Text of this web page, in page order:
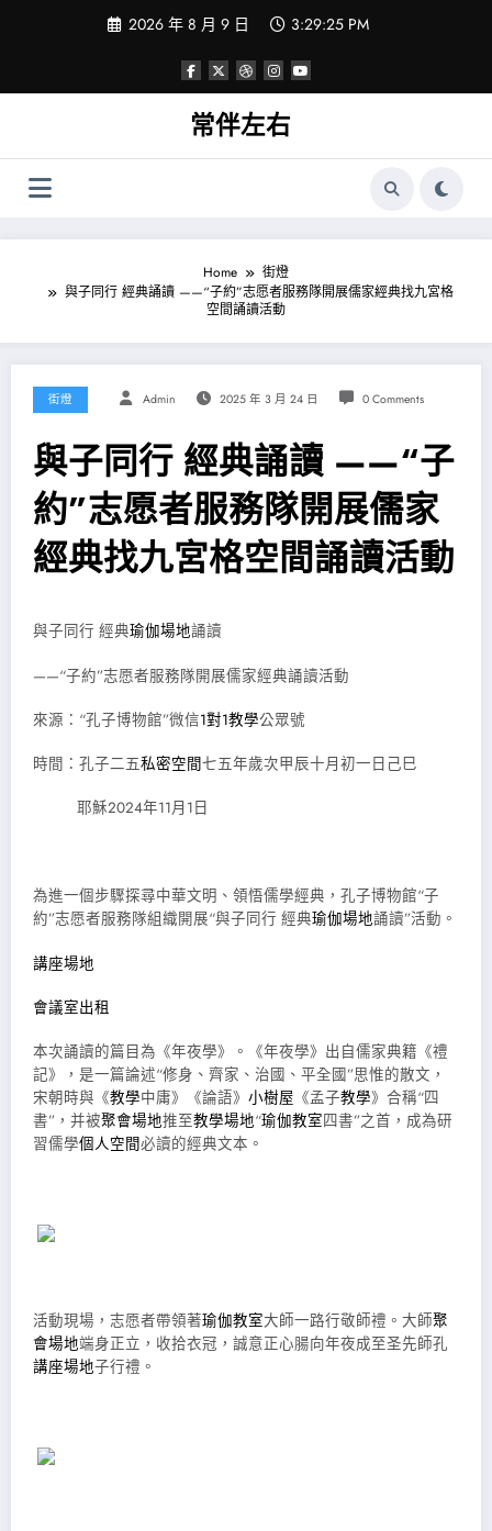
2026 年 8 月 9 日 3:29:26 PM
常伴左右
Home
街燈
與子同行 經典誦讀 ——“子約”志愿者服務隊開展儒家經典找九宮格
空間誦讀活動
街燈 Admin 2025 年 3 月 24 日 0 Comments
與子同行 經典誦讀 ——“子
約”志愿者服務隊開展儒家
經典找九宮格空間誦讀活動
與子同行 經典瑜伽場地誦讀
——“子約”志愿者服務隊開展儒家經典誦讀活動
來源：“孔子博物館”微信1對1教學公眾號
時間：孔子二五私密空間七五年歲次甲辰十月初一日己巳
耶穌2024年11月1日
為進一個步驟探尋中華文明、領悟儒學經典，孔子博物館“子
約”志愿者服務隊組織開展“與子同行 經典瑜伽場地誦讀”活動。
講座場地
會議室出租
本次誦讀的篇目為《年夜學》。《年夜學》出自儒家典籍《禮
記》，是一篇論述“修身、齊家、治國、平全國”思惟的散文，
宋朝時與《教學中庸》《論語》 小樹屋 《孟子教學》合稱“四
書”，并被聚會場地推至教學場地“瑜伽教室四書”之首，成為研
習儒學個人空間必讀的經典文本。
活動現場，志愿者帶領著瑜伽教室大師一路行敬師禮。大師聚
會場地端身正立，收拾衣冠，誠意正心腸向年夜成至圣先師孔
講座場地子行禮。